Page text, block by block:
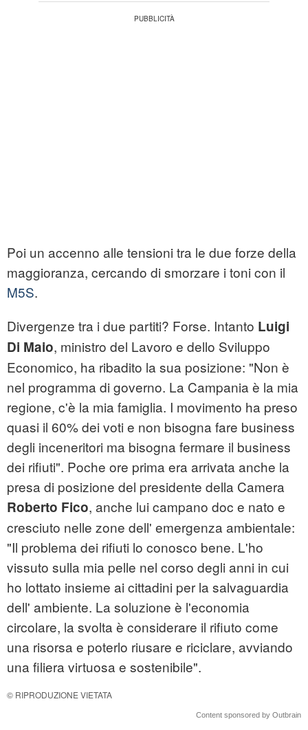
Poi un accenno alle tensioni tra le due forze della
maggioranza, cercando di smorzare i toni con il
M5S.
Divergenze tra i due partiti? Forse. Intanto Luigi
Di Maio, ministro del Lavoro e dello Sviluppo
Economico, ha ribadito la sua posizione: "Non è
nel programma di governo. La Campania è la mia
regione, c'è la mia famiglia. I movimento ha preso
quasi il 60% dei voti e non bisogna fare business
degli inceneritori ma bisogna fermare il business
dei rifiuti". Poche ore prima era arrivata anche la
presa di posizione del presidente della Camera
Roberto Fico, anche lui campano doc e nato e
cresciuto nelle zone dell' emergenza ambientale:
"Il problema dei rifiuti lo conosco bene. L'ho
vissuto sulla mia pelle nel corso degli anni in cui
ho lottato insieme ai cittadini per la salvaguardia
dell' ambiente. La soluzione è l'economia
circolare, la svolta è considerare il rifiuto come
una risorsa e poterlo riusare e riciclare, avviando
una filiera virtuosa e sostenibile".
© RIPRODUZIONE VIETATA
Content sponsored by Outbrain